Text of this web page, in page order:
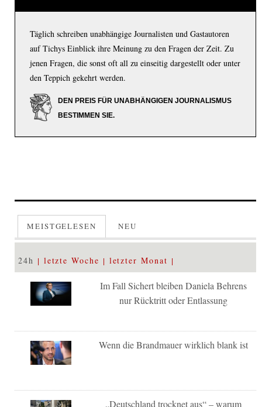
Täglich schreiben unabhängige Journalisten und Gastautoren
auf Tichys Einblick ihre Meinung zu den Fragen der Zeit. Zu
jenen Fragen, die sonst oft all zu einseitig dargestellt oder unter
den Teppich gekehrt werden.
DEN PREIS FÜR UNABHÄNGIGEN JOURNALISMUS
BESTIMMEN SIE.
MEISTGELESEN NEU
24h letzte Woche letzter Monat
Im Fall Sichert bleiben Daniela Behrens
nur Rücktritt oder Entlassung
Wenn die Brandmauer wirklich blank ist
„Deutschland trocknet aus“ – warum